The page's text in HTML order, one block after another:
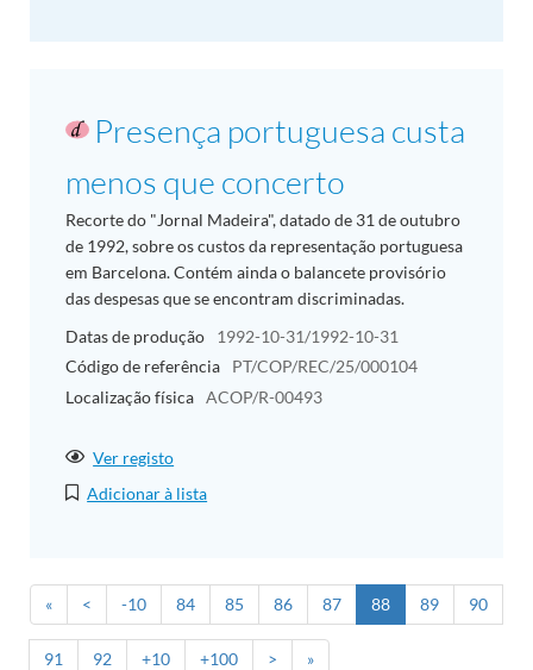
Presença portuguesa custa
menos que concerto
Recorte do "Jornal Madeira", datado de 31 de outubro
de 1992, sobre os custos da representação portuguesa
em Barcelona. Contém ainda o balancete provisório
das despesas que se encontram discriminadas.
Datas de produção
1992-10-31/1992-10-31
Código de referência
PT/COP/REC/25/000104
Localização física ACOP/R-00493
Ver registo
Adicionar à lista
« < -10 84 85 86 87 88 89 90
91 92 +10 +100 > »